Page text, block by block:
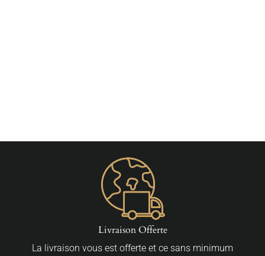
Livraison Offerte
La livraison vous est offerte et ce sans minimum